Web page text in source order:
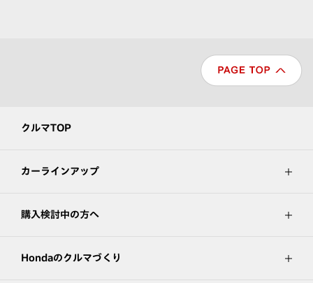
クルマTOP
カーラインアップ
購入検討中の方へ
Hondaのクルマづくり